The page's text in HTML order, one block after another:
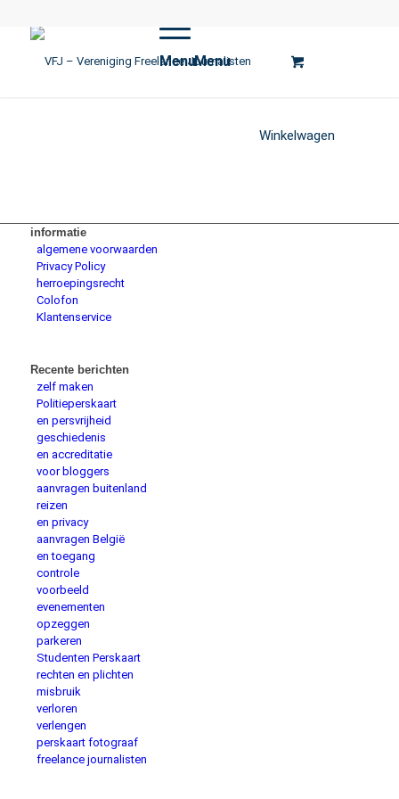
MenuMenu
Winkelwagen
informatie
algemene voorwaarden
Privacy Policy
herroepingsrecht
Colofon
Klantenservice
Recente berichten
zelf maken
Politieperskaart
en persvrijheid
geschiedenis
en accreditatie
voor bloggers
aanvragen buitenland
reizen
en privacy
aanvragen België
en toegang
controle
voorbeeld
evenementen
opzeggen
parkeren
Studenten Perskaart
rechten en plichten
misbruik
verloren
verlengen
perskaart fotograaf
freelance journalisten